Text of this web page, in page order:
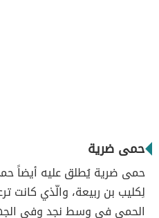
حمى ضرية
حمى ضرية يُطلق عليه أيضاً
لِكليب بن ربيعة، والّذي كانت
الحمى في وسط نجد وفي